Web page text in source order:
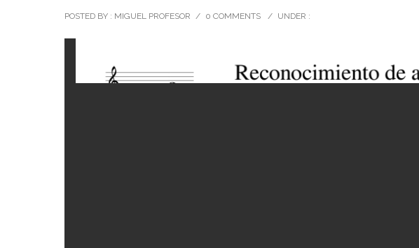
POSTED BY : MIGUEL PROFESOR / 0 COMMENTS / UNDER :